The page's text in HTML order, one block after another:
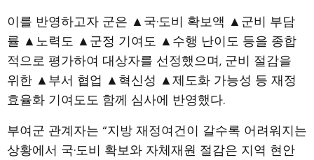
이를 반영하고자 군은 ▲국·도비 확보액 ▲군비 부담
률 ▲노력도 ▲군정 기여도 ▲수행 난이도 등을 종합
적으로 평가하여 대상자를 선정했으며, 군비 절감을
위한 ▲부서 협업 ▲혁신성 ▲제도화 가능성 등 재정
효율화 기여도도 함께 심사에 반영했다.
부여군 관계자는 “지방 재정여건이 갈수록 어려워지는
상황에서 국·도비 확보와 자체재원 절감은 지역 현안